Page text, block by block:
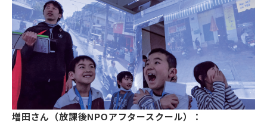
増田さん（放課後NPOアフタースクール）：